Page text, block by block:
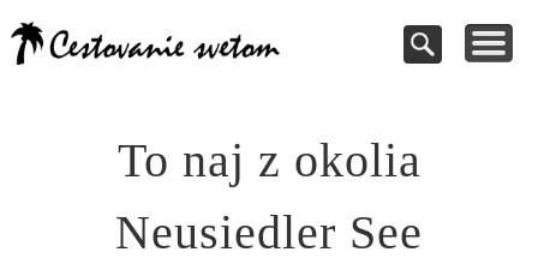
Cestovanie a
dovolenky
DOVOLENKY Cestujte s nami
VAŠE PRÍSPEVKY Inšpirujte sa
TIPY NA VÝLETY Kde vycestovať
NÁVODY Pomoc pri rezervácii
To naj z okolia
Neusiedler See